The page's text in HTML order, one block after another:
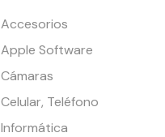
Accesorios
Apple Software
Cámaras
Celular, Teléfono
Informática